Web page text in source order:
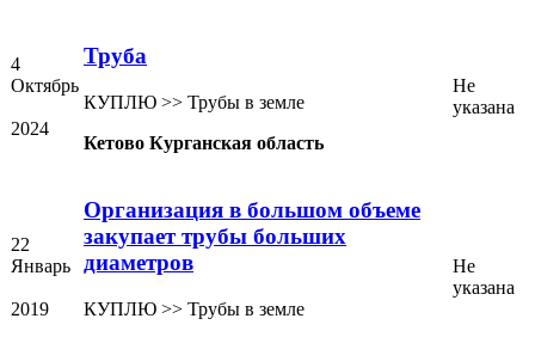
4
Октябрь
2024
Труба
КУПЛЮ >> Трубы в земле
Кетово Курганская область
Не
указана
22
Январь
2019
Организация в большом объеме
закупает трубы больших
диаметров
КУПЛЮ >> Трубы в земле
Не
указана